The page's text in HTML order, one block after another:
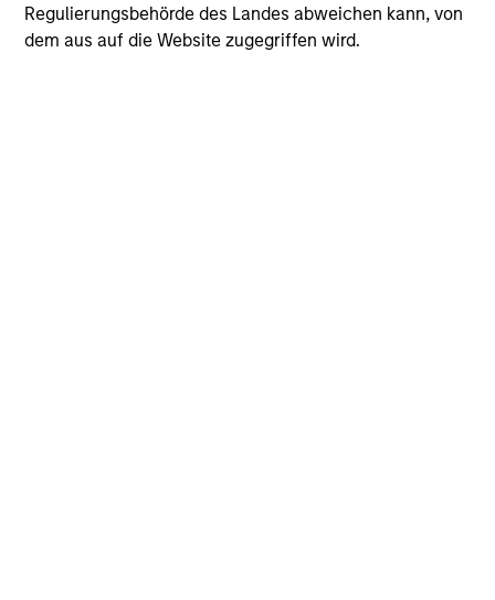
Regulierungsbehörde des Landes abweichen kann, von
dem aus auf die Website zugegriffen wird.
Private Markets Perspectives Q2
Webinar